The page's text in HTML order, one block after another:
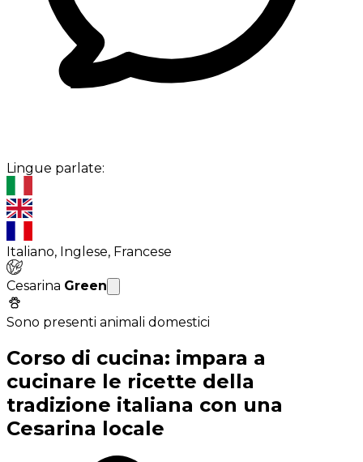
Lingue parlate:
Italiano, Inglese, Francese
Cesarina Green
Sono presenti animali domestici
Corso di cucina: impara a
cucinare le ricette della
tradizione italiana con una
Cesarina locale